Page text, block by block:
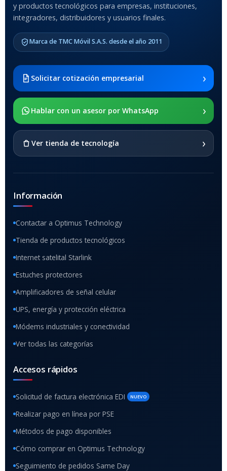
MODELO DE TABLETS
COMPATIBLES
2021 SM-x200 / Samsung
Galaxy Tab A8 10.5 2021 SM-
x205
SOPORTE DE APOYO
y productos tecnológicos para empresas, instituciones,
integradores, distribuidores y usuarios finales.
Marca de TMC Móvil S.A.S. desde el año 2011
Solicitar cotización empresarial ›
Hablar con un asesor por WhatsApp ›
Ver tienda de tecnología ›
Información
Contactar a Optimus Technology
Tienda de productos tecnológicos
Internet satelital Starlink
Estuches protectores
Amplificadores de señal celular
UPS, energía y protección eléctrica
Módems industriales y conectividad
Ver todas las categorías
Accesos rápidos
Solicitud de factura electrónica EDI NUEVO
Realizar pago en línea por PSE
Métodos de pago disponibles
Cómo comprar en Optimus Technology
Seguimiento de pedidos Same Day